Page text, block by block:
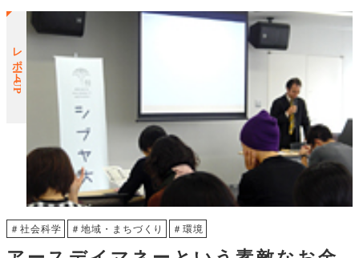
レポートUP
＃社会科学 ＃地域・まちづくり ＃環境